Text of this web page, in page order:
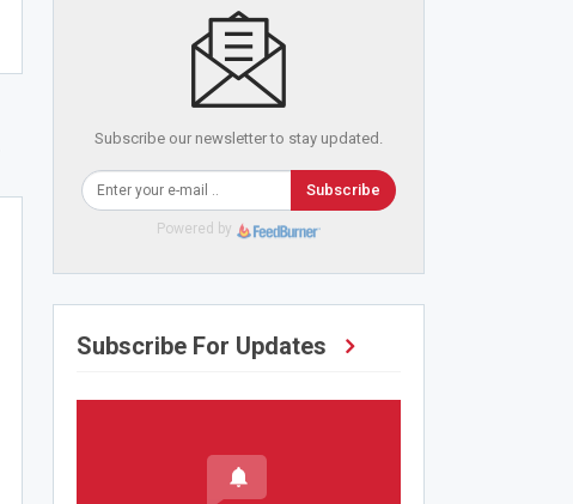
Subscribe our newsletter to stay updated.
Subscribe
Powered by
Subscribe For Updates